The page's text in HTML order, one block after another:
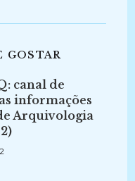
GOSTAR
canal de
informações
Arquivologia